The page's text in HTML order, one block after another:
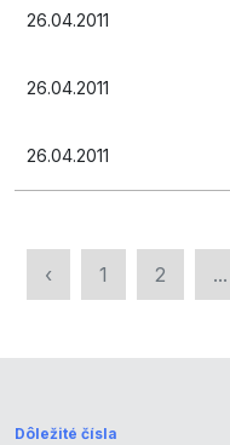
26.04.2011
26.04.2011
26.04.2011
‹ 1 2 ...
Dôležité čísla